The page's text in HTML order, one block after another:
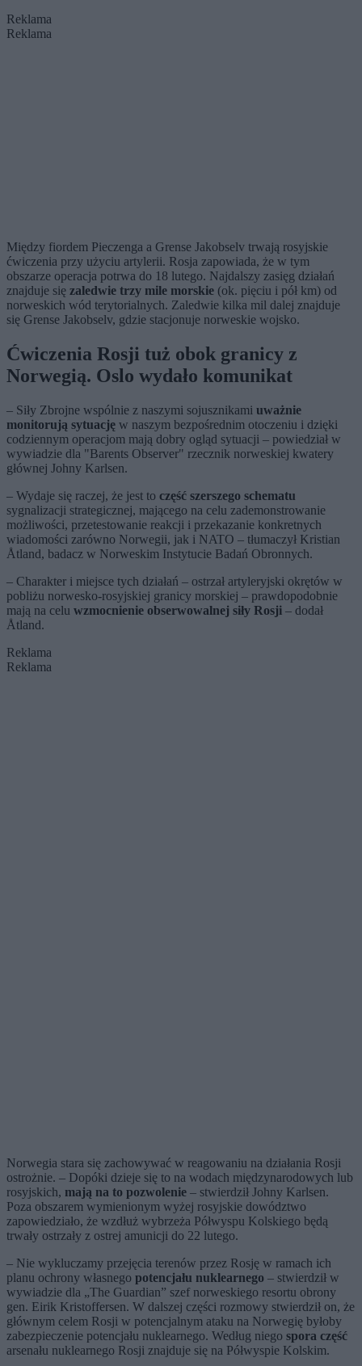
Reklama
Reklama
Między fiordem Pieczenga a Grense Jakobselv trwają rosyjskie
ćwiczenia przy użyciu artylerii. Rosja zapowiada, że w tym
obszarze operacja potrwa do 18 lutego. Najdalszy zasięg działań
znajduje się zaledwie trzy mile morskie (ok. pięciu i pół km) od
norweskich wód terytorialnych. Zaledwie kilka mil dalej znajduje
się Grense Jakobselv, gdzie stacjonuje norweskie wojsko.
Ćwiczenia Rosji tuż obok granicy z
Norwegią. Oslo wydało komunikat
– Siły Zbrojne wspólnie z naszymi sojusznikami uważnie
monitorują sytuację w naszym bezpośrednim otoczeniu i dzięki
codziennym operacjom mają dobry ogląd sytuacji – powiedział w
wywiadzie dla "Barents Observer" rzecznik norweskiej kwatery
głównej Johny Karlsen.
– Wydaje się raczej, że jest to część szerszego schematu
sygnalizacji strategicznej, mającego na celu zademonstrowanie
możliwości, przetestowanie reakcji i przekazanie konkretnych
wiadomości zarówno Norwegii, jak i NATO – tłumaczył Kristian
Åtland, badacz w Norweskim Instytucie Badań Obronnych.
– Charakter i miejsce tych działań – ostrzał artyleryjski okrętów w
pobliżu norwesko-rosyjskiej granicy morskiej – prawdopodobnie
mają na celu wzmocnienie obserwowalnej siły Rosji – dodał
Åtland.
Reklama
Reklama
Norwegia stara się zachowywać w reagowaniu na działania Rosji
ostrożnie. – Dopóki dzieje się to na wodach międzynarodowych lub
rosyjskich, mają na to pozwolenie – stwierdził Johny Karlsen.
Poza obszarem wymienionym wyżej rosyjskie dowództwo
zapowiedziało, że wzdłuż wybrzeża Półwyspu Kolskiego będą
trwały ostrzały z ostrej amunicji do 22 lutego.
– Nie wykluczamy przejęcia terenów przez Rosję w ramach ich
planu ochrony własnego potencjału nuklearnego – stwierdził w
wywiadzie dla „The Guardian” szef norweskiego resortu obrony
gen. Eirik Kristoffersen. W dalszej części rozmowy stwierdził on, że
głównym celem Rosji w potencjalnym ataku na Norwegię byłoby
zabezpieczenie potencjału nuklearnego. Według niego spora część
arsenału nuklearnego Rosji znajduje się na Półwyspie Kolskim.